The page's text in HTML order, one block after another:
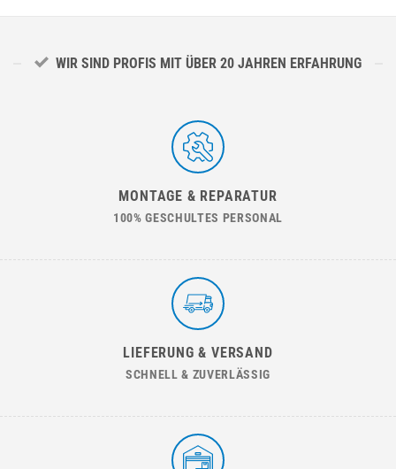
WIR SIND PROFIS MIT ÜBER 20 JAHREN ERFAHRUNG
MONTAGE & REPARATUR
100% GESCHULTES PERSONAL
LIEFERUNG & VERSAND
SCHNELL & ZUVERLÄSSIG